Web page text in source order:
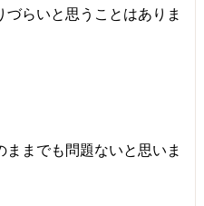
らいと思うことはありま
までも問題ないと思いま